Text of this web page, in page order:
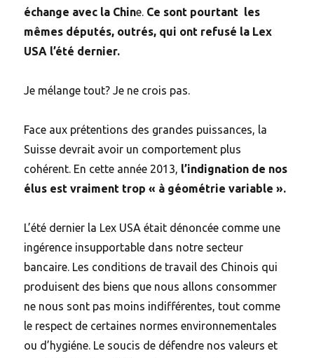
échange avec la Chine. Ce sont pourtant les
mêmes députés, outrés, qui ont refusé la Lex
USA l’été dernier.
Je mélange tout? Je ne crois pas.
Face aux prétentions des grandes puissances, la
Suisse devrait avoir un comportement plus
cohérent. En cette année 2013, l’indignation de nos
élus est vraiment trop « à géométrie variable ».
L’été dernier la Lex USA était dénoncée comme une
ingérence insupportable dans notre secteur
bancaire. Les conditions de travail des Chinois qui
produisent des biens que nous allons consommer
ne nous sont pas moins indifférentes, tout comme
le respect de certaines normes environnementales
ou d’hygiéne. Le soucis de défendre nos valeurs et